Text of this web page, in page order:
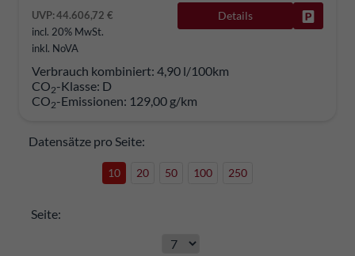
UVP:44.606,72 €
incl. 20% MwSt.
inkl. NoVA
Details
Verbrauch kombiniert: 4,90 l/100km
CO2-Klasse: D
CO2-Emissionen: 129,00 g/km
Datensätze pro Seite:
10 20 50 100 250
Seite: